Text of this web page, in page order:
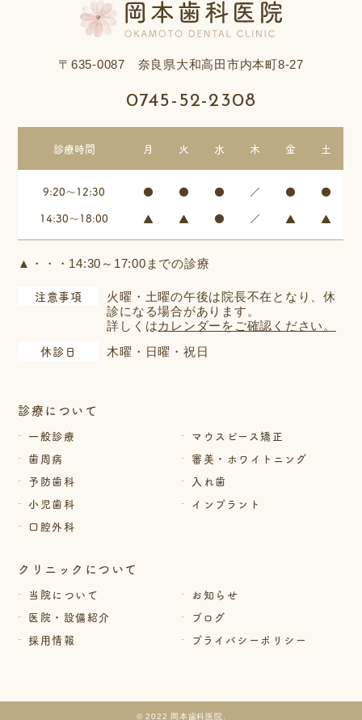
〒635-0087 奈良県大和高田市内本町8-27
0745-52-2308
診療時間 月 火 水 木 金 土
9:20～12:30 ● ● ● ／ ●
●
14:30～18:00
▲ ▲ ● ／ ▲ ▲
▲・・・14:30～17:00までの診療
注意事項 火曜・土曜の午後は院長不在となり、休
診になる場合があります。
詳しくはカレンダーをご確認ください。
休診日 木曜・日曜・祝日
診療について
一般診療
マウスピース矯正
歯周病
審美・ホワイトニング
予防歯科
入れ歯
小児歯科
インプラント
口腔外科
クリニックについて
当院について
お知らせ
医院・設備紹介
ブログ
採用情報
プライバシーポリシー
© 2022 岡本歯科医院.